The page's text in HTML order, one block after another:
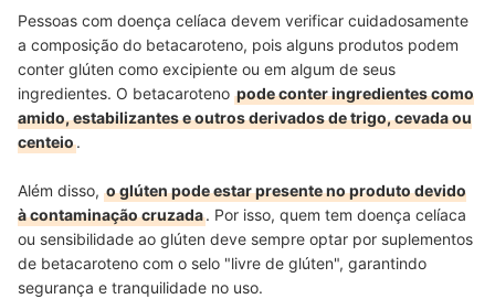
Pessoas com doença celíaca devem verificar cuidadosamente
a composição do betacaroteno, pois alguns produtos podem
conter glúten como excipiente ou em algum de seus
ingredientes. O betacaroteno pode conter ingredientes como
amido, estabilizantes e outros derivados de trigo, cevada ou
centeio.
Além disso, o glúten pode estar presente no produto devido
à contaminação cruzada. Por isso, quem tem doença celíaca
ou sensibilidade ao glúten deve sempre optar por suplementos
de betacaroteno com o selo "livre de glúten", garantindo
segurança e tranquilidade no uso.